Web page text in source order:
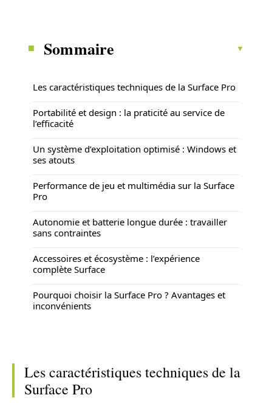
Sommaire
Les caractéristiques techniques de la Surface Pro
Portabilité et design : la praticité au service de
l’efficacité
Un système d’exploitation optimisé : Windows et
ses atouts
Performance de jeu et multimédia sur la Surface
Pro
Autonomie et batterie longue durée : travailler
sans contraintes
Accessoires et écosystème : l’expérience
complète Surface
Pourquoi choisir la Surface Pro ? Avantages et
inconvénients
Les caractéristiques techniques de la
Surface Pro